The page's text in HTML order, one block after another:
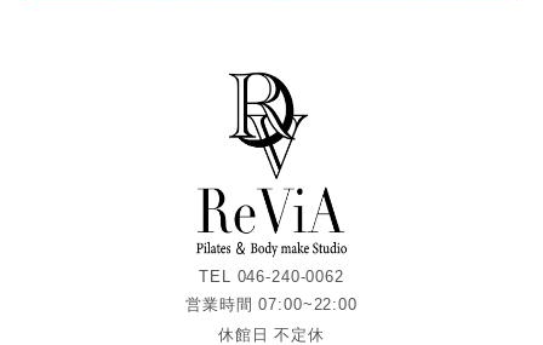
TEL 046-240-0062
営業時間 07:00~22:00
休館日 不定休